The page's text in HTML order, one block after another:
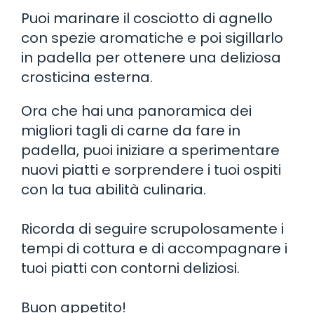
Puoi marinare il cosciotto di agnello
con spezie aromatiche e poi sigillarlo
in padella per ottenere una deliziosa
crosticina esterna.
Ora che hai una panoramica dei
migliori tagli di carne da fare in
padella, puoi iniziare a sperimentare
nuovi piatti e sorprendere i tuoi ospiti
con la tua abilità culinaria.
Ricorda di seguire scrupolosamente i
tempi di cottura e di accompagnare i
tuoi piatti con contorni deliziosi.
Buon appetito!